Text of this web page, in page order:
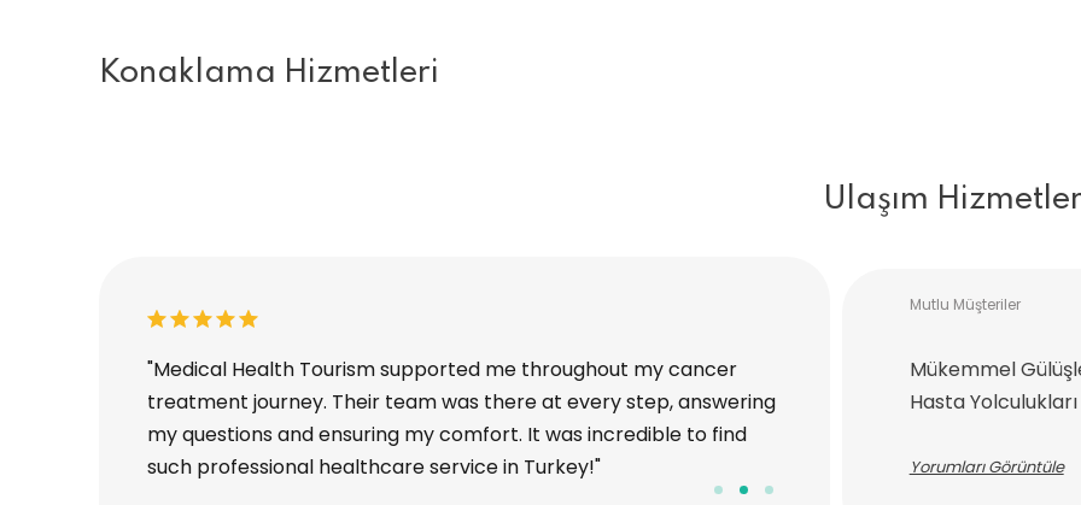
Konaklama Hizmetleri
Ulaşım
"Medical Health Tourism supported me throughout my cancer
treatment journey. Their team was there at every step, answering
my questions and ensuring my comfort. It was incredible to find
such professional healthcare service in Turkey!"
"I traveled to Turkey with
procedure. The entire
ease, and I’m truly grateful for
Mutlu Müşteriler
Mükemmel
Hasta Yolculukları
Yorumları Görüntüle